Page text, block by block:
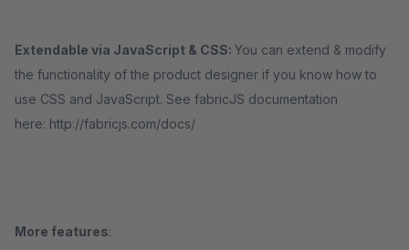
Extendable via JavaScript & CSS: You can extend & modify
the functionality of the product designer if you know how to
use CSS and JavaScript. See fabricJS documentation
here: http://fabricjs.com/docs/
More features: